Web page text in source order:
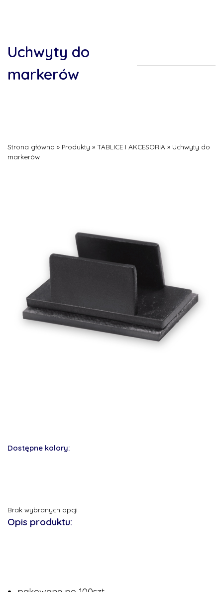
Uchwyty do
markerów
Strona główna » Produkty » TABLICE I AKCESORIA » Uchwyty do
markerów
Dostępne kolory:
Brak wybranych opcji
Opis produktu: